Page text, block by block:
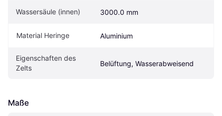
Wassersäule (innen) 3000.0 mm
Material Heringe Aluminium
Eigen­schaften des
Zelts
Belüftung, Wasserabweisend
Maße